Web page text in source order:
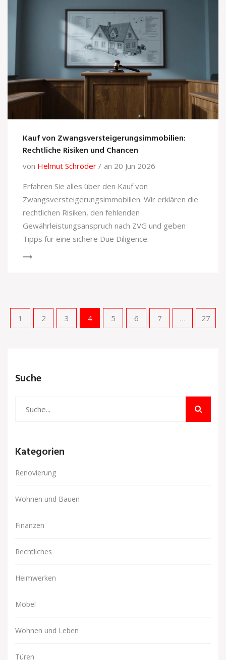
Kauf von Zwangsversteigerungsimmobilien:
Rechtliche Risiken und Chancen
von Helmut Schröder
an 20 Jun 2026
Erfahren Sie alles über den Kauf von
Zwangsversteigerungsimmobilien. Wir erklären die
rechtlichen Risiken, den fehlenden
Gewährleistungsanspruch nach ZVG und geben
Tipps für eine sichere Due Diligence.
1 2 3 4 5 6 7 … 27
Suche
Kategorien
Renovierung
Wohnen und Bauen
Finanzen
Rechtliches
Heimwerken
Möbel
Wohnen und Leben
Türen